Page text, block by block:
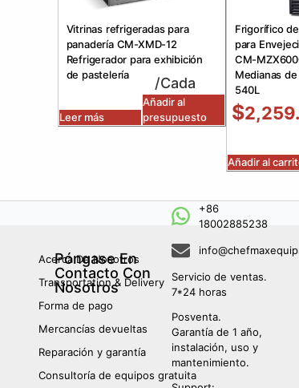
Vitrinas refrigeradas para
panadería CM-XMD-12
Refrigerador para exhibición
de pastelería
/Cada
Leer más
Añadir al
presupuesto
Frigorífico
para
CM-
Medianas
540L
$
Añadir al
Acerca De Nosotros
Transportation & Delivery
Forma de pago
Mercancías devueltas
Reparación y garantía
Consultoría de equipos gratuita
Póngase En
Contacto Con
Nosotros
+86
18002885238
Servicio de ventas.
7*24 horas
Posventa.
Garantía de 1 año,
instalación, uso y
mantenimiento.